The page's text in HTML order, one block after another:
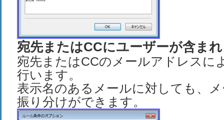
宛先またはCCにユーザーが含ま
宛先またはCCのメールアドレスに
行います。
表示名のあるメールに対しても、
振り分けができます。